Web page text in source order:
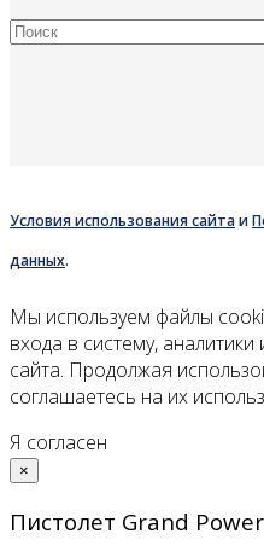
Условия использования сайтаи
данных.
Мы используем файлы
входа в систему,
сайта. Продолжая
соглашаетесь на их
Я согласен
×
Пистолет Grand